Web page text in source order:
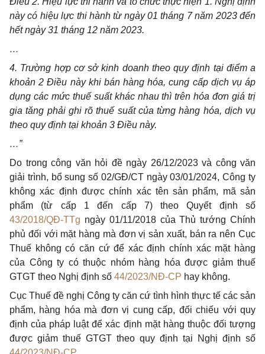
này có hiệu lực thi hành từ ngày 01 tháng 7 năm 2023 đến
hết ngày 31 tháng 12 năm 2023.
…
4. Trường hợp cơ sở kinh doanh theo quy định tại điểm a
khoản 2 Điều này khi bán hàng hóa, cung cấp dịch vụ áp
dụng các mức thuế suất khác nhau thì trên hóa đơn giá trị
gia tăng phải ghi rõ thuế suất của từng hàng hóa, dịch vụ
theo quy định tại khoản 3 Điều này.
…”
Do trong công văn hỏi đề ngày 26/12/2023 và công văn
giải trình, bổ sung số 02/GĐ/CT ngày 03/01/2024, Công ty
không xác định được chính xác tên sản phẩm, mã sản
phẩm (từ cấp 1 đến cấp 7) theo Quyết định số
43/2018/QĐ-TTg ngày 01/11/2018 của Thủ tướng Chính
phủ đối với mặt hàng mà đơn vị sản xuất, bán ra nên Cục
Thuế không có căn cứ để xác định chính xác mặt hàng
của Công ty có thuộc nhóm hàng hóa được giảm thuế
GTGT theo Nghị định số 44/2023/NĐ-CP hay không.
Cục Thuế đề nghị Công ty căn cứ tình hình thực tế các sản
phẩm, hàng hóa mà đơn vị cung cấp, đối chiếu với quy
định của pháp luật để xác định mặt hàng thuộc đối tượng
được giảm thuế GTGT theo quy định tại Nghị định số